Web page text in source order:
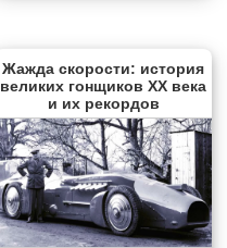
Жажда скорости: история
великих гонщиков XX века
и их рекордов